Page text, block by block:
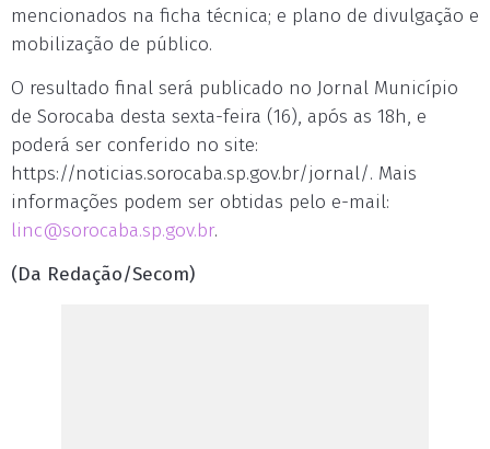
mencionados na ficha técnica; e plano de divulgação e
mobilização de público.
O resultado final será publicado no Jornal Município
de Sorocaba desta sexta-feira (16), após as 18h, e
poderá ser conferido no site:
https://noticias.sorocaba.sp.gov.br/jornal/. Mais
informações podem ser obtidas pelo e-mail:
linc@sorocaba.sp.gov.br.
(Da Redação/Secom)